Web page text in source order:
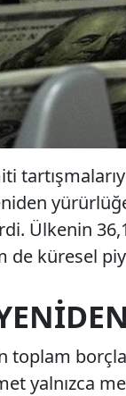
Ülkenin
de küresel
yalnızca